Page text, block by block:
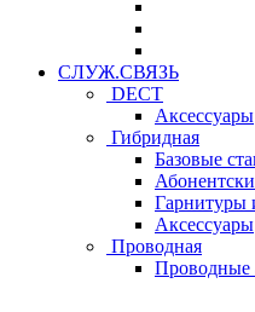
СЛУЖ.СВЯЗЬ
DECT
Аксессуары
Гибридная
Базовые
Гарнитуры
Аксессуары
Проводная
Проводные